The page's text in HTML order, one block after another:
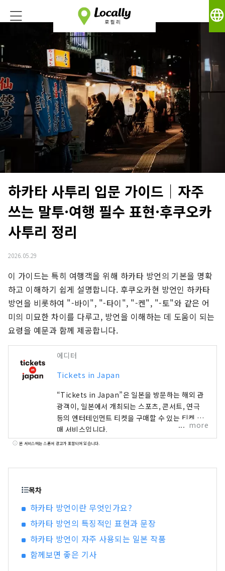
language
하카타 사투리 입문 가이드｜자주
쓰는 말투·여행 필수 표현·후쿠오카
사투리 정리
2026.05.29
이 가이드는 특히 여행객을 위해 하카타 방언의 기본을 명확
하고 이해하기 쉽게 설명합니다. 후쿠오카현 방언인 하카타
방언을 비롯하여 "-바이", "-타이", "-켄", "-토"와 같은 어
미의 미묘한 차이를 다루고, 방언을 이해하는 데 도움이 되는
요령을 예문과 함께 제공합니다.
에디터
Tickets in Japan
“Tickets in Japan”은 일본을 방문하는 해외 관
광객이, 일본에서 개최되는 스포츠, 콘서트, 연극
등의 엔터테인먼트 티켓을 구매할 수 있는 티켓 판
매 서비스입니다.
more
본 서비스에는 스폰서 광고가 포함되어 있습니다.
목차
하카타 방언이란 무엇인가요?
하카타 방언의 특징적인 표현과 문장
하카타 방언이 자주 사용되는 일본 작품
함께보면 좋은 기사